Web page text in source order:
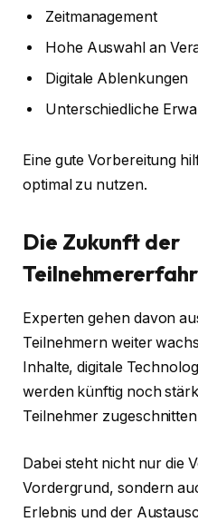
Zeitmanagement
Hohe Auswahl an
Digitale Ablenkungen
Unterschiedliche
Eine gute Vorbereitung
optimal zu nutzen.
Die Zukunft der
Experten gehen davon
Teilnehmern weiter
Inhalte, digitale
werden künftig noch
Teilnehmer
Dabei steht nicht nur die
Vordergrund, sondern
Erlebnis und der